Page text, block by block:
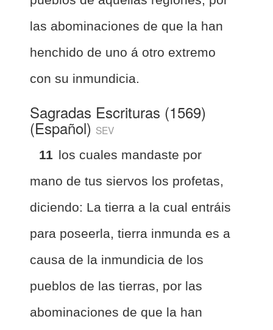
las abominaciones de que la han
henchido de uno á otro extremo
con su inmundicia.
Sagradas Escrituras (1569)
(Español) SEV
11 los cuales mandaste por
mano de tus siervos los profetas,
diciendo: La tierra a la cual entráis
para poseerla, tierra inmunda es a
causa de la inmundicia de los
pueblos de las tierras, por las
abominaciones de que la han